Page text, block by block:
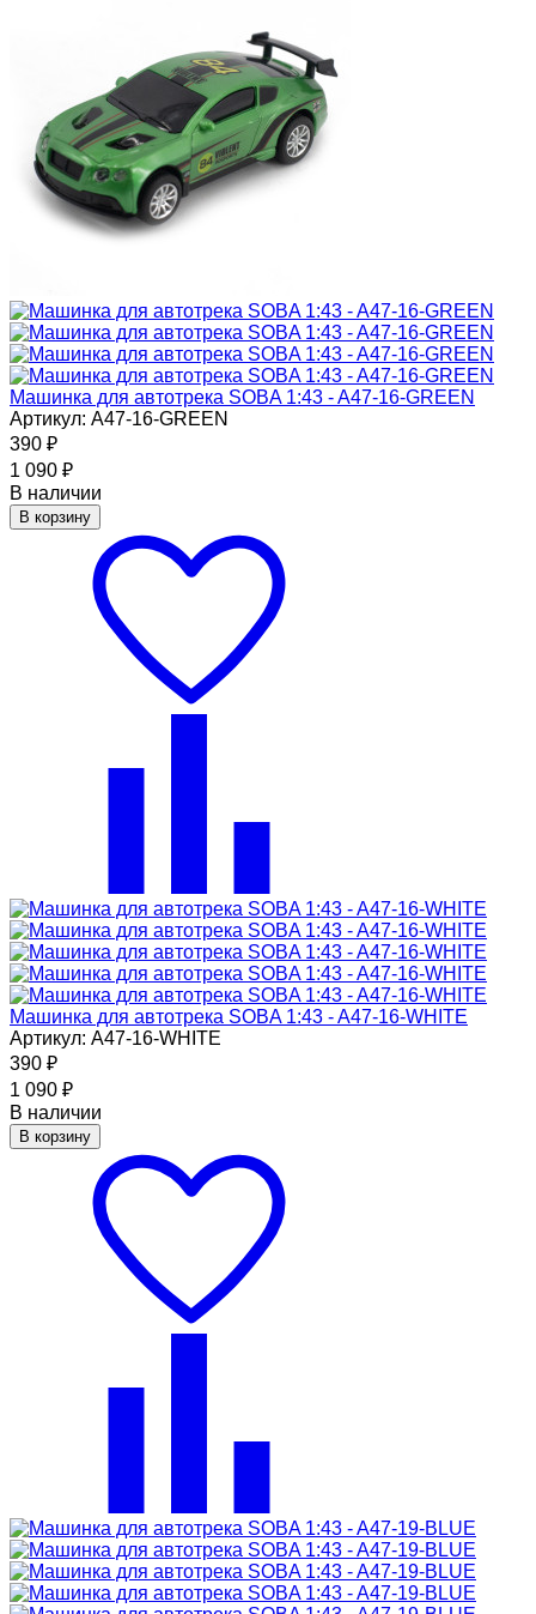
Машинка для автотрека SOBA 1:43 - A47-16-GREEN
Артикул: A47-16-GREEN
390 ₽
1 090 ₽
В наличии
В корзину
Машинка для автотрека SOBA 1:43 - A47-16-WHITE
Артикул: A47-16-WHITE
390 ₽
1 090 ₽
В наличии
В корзину